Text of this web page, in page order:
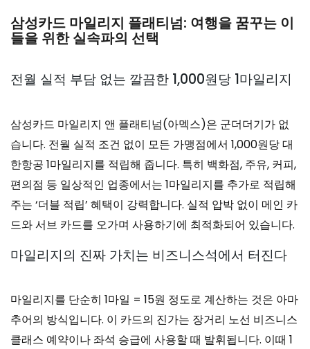
삼성카드 마일리지 플래티넘: 여행을 꿈꾸는 이
들을 위한 실속파의 선택
전월 실적 부담 없는 깔끔한 1,000원당 1마일리지
삼성카드 마일리지 앤 플래티넘(아멕스)은 군더더기가 없
습니다. 전월 실적 조건 없이 모든 가맹점에서 1,000원당 대
한항공 1마일리지를 적립해 줍니다. 특히 백화점, 주유, 커피,
편의점 등 일상적인 업종에서는 1마일리지를 추가로 적립해
주는 ‘더블 적립’ 혜택이 강력합니다. 실적 압박 없이 메인 카
드와 서브 카드를 오가며 사용하기에 최적화되어 있습니다.
마일리지의 진짜 가치는 비즈니스석에서 터진다
마일리지를 단순히 1마일 = 15원 정도로 계산하는 것은 아마
추어의 방식입니다. 이 카드의 진가는 장거리 노선 비즈니스
클래스 예약이나 좌석 승급에 사용할 때 발휘됩니다. 이때 1